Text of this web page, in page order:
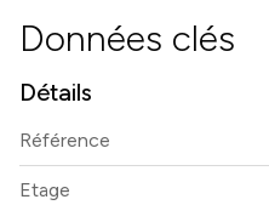
Données clés
Détails
Référence
Etage